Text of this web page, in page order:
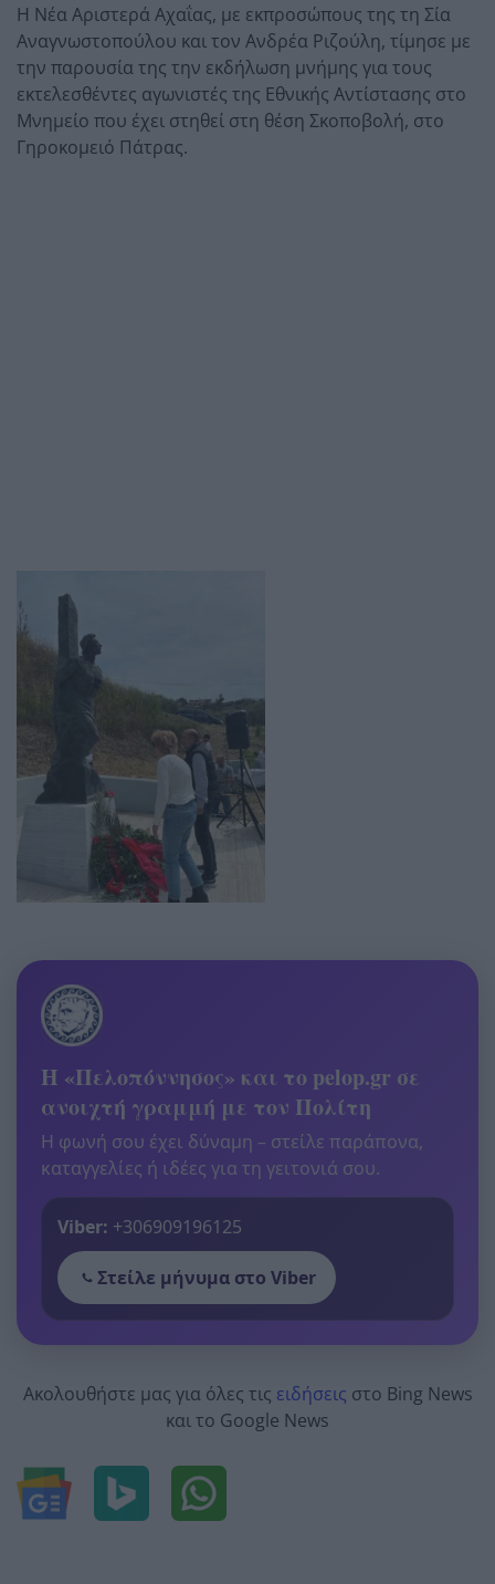
Η Νέα Αριστερά Αχαΐας, με εκπροσώπους της τη Σία
Αναγνωστοπούλου και τον Ανδρέα Ριζούλη, τίμησε με
την παρουσία της την εκδήλωση μνήμης για τους
εκτελεσθέντες αγωνιστές της Εθνικής Αντίστασης στο
Μνημείο που έχει στηθεί στη θέση Σκοποβολή, στο
Γηροκομειό Πάτρας.
Η «Πελοπόννησος» και το pelop.gr σε
ανοιχτή γραμμή με τον Πολίτη
Η φωνή σου έχει δύναμη – στείλε παράπονα,
καταγγελίες ή ιδέες για τη γειτονιά σου.
Viber: +306909196125
Στείλε μήνυμα στο Viber
Ακολουθήστε μας για όλες τις ειδήσεις στο Bing News
και το Google News